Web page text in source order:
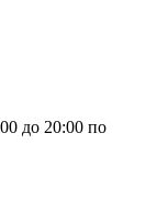
до 20:00 по